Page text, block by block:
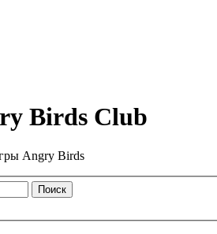
Birds Club
Angry Birds